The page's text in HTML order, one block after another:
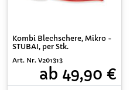
Kombi Blechschere, Mikro -
STUBAI, per Stk.
Art. Nr. V201313
ab 49,90 €